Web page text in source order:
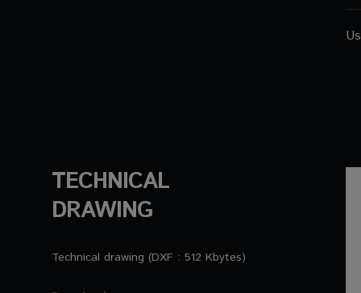
TECHNICAL
DRAWING
Technical drawing (DXF : 512 Kbytes)